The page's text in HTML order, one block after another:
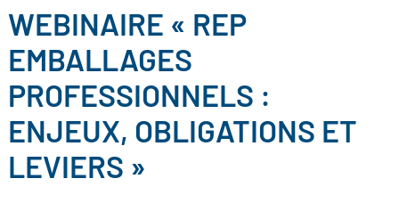
WEBINAIRE « REP
EMBALLAGES
PROFESSIONNELS :
ENJEUX, OBLIGATIONS ET
LEVIERS »